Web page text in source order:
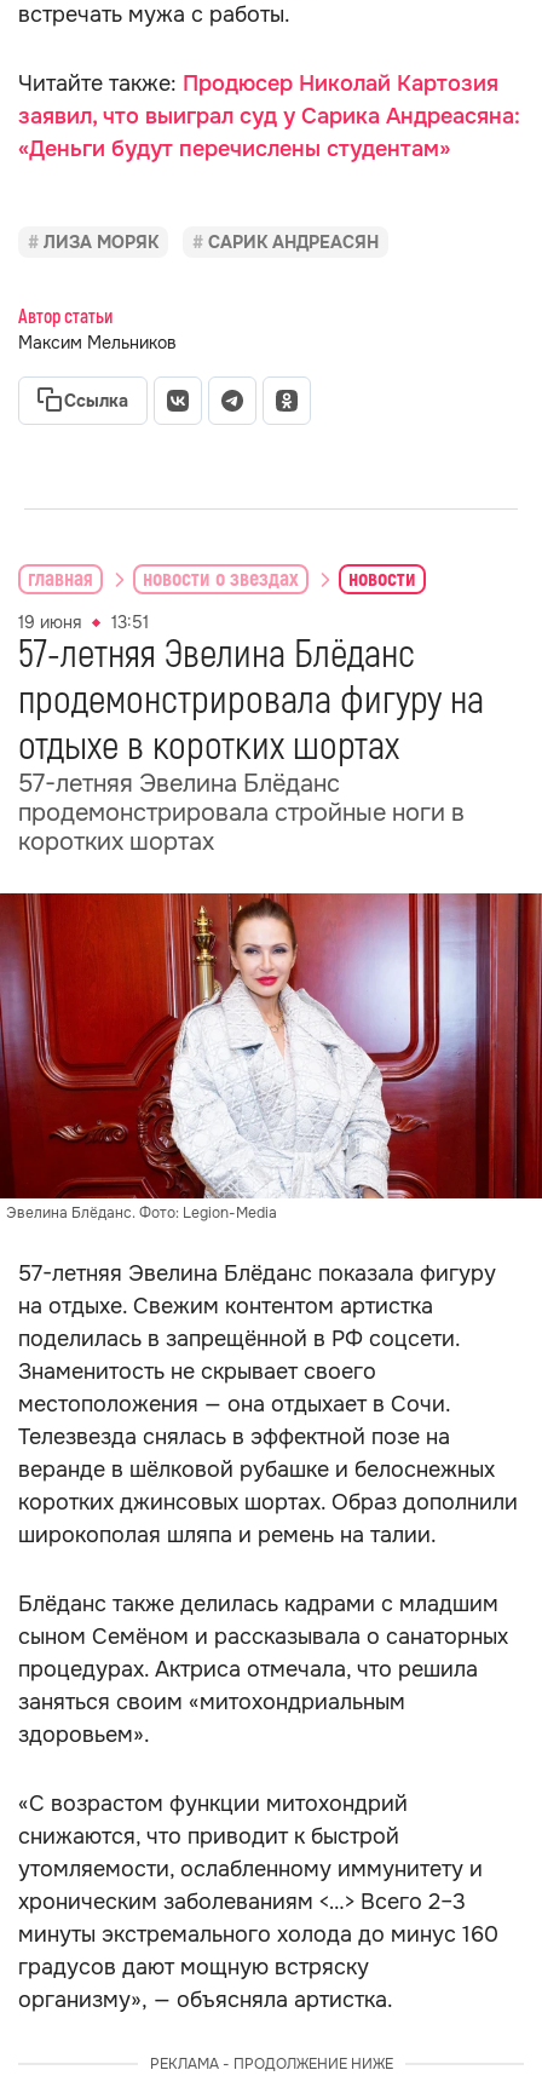
встречать мужа с работы.
Читайте также: Продюсер Николай Картозия
заявил, что выиграл суд у Сарика Андреасяна:
«Деньги будут перечислены студентам»
ЛИЗА МОРЯК САРИК АНДРЕАСЯН
Автор статьи
Максим Мельников
Ссылка
главная новости о звездах новости
19 июня 13:51
57-летняя Эвелина Блёданс
продемонстрировала фигуру на
отдыхе в коротких шортах
57-летняя Эвелина Блёданс
продемонстрировала стройные ноги в
коротких шортах
Эвелина Блёданс. Фото: Legion-Media
57-летняя Эвелина Блёданс показала фигуру
на отдыхе. Свежим контентом артистка
поделилась в запрещённой в РФ соцсети.
Знаменитость не скрывает своего
местоположения — она отдыхает в Сочи.
Телезвезда снялась в эффектной позе на
веранде в шёлковой рубашке и белоснежных
коротких джинсовых шортах. Образ дополнили
широкополая шляпа и ремень на талии.
Блёданс также делилась кадрами с младшим
сыном Семёном и рассказывала о санаторных
процедурах. Актриса отмечала, что решила
заняться своим «митохондриальным
здоровьем».
«С возрастом функции митохондрий
снижаются, что приводит к быстрой
утомляемости, ослабленному иммунитету и
хроническим заболеваниям <…> Всего 2–3
минуты экстремального холода до минус 160
градусов дают мощную встряску
организму», — объясняла артистка.
РЕКЛАМА - ПРОДОЛЖЕНИЕ НИЖЕ